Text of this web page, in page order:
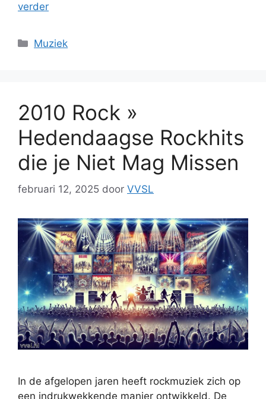
verder
Categorieën
Muziek
2010 Rock »
Hedendaagse Rockhits
die je Niet Mag Missen
februari 12, 2025 door VVSL
In de afgelopen jaren heeft rockmuziek zich op
een indrukwekkende manier ontwikkeld. De